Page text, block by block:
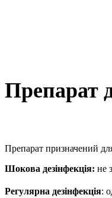
Препарат
Препарат призначений
Шокова дезінфекція: не
Регулярна дезінфекція: